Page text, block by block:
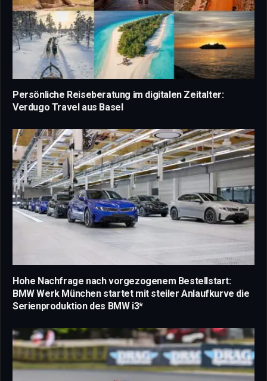
Persönliche Reiseberatung im digitalen Zeitalter:
Verdugo Travel aus Basel
Hohe Nachfrage nach vorgezogenem Bestellstart:
BMW Werk München startet mit steiler Anlaufkurve die
Serienproduktion des BMW i3*